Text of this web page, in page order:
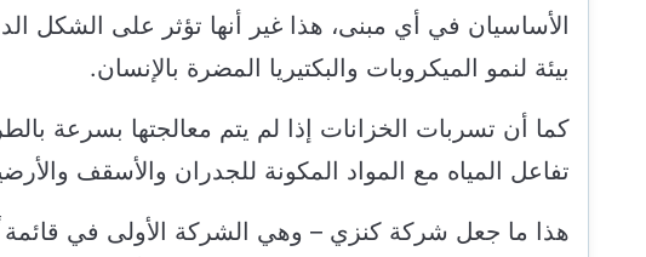
الأساسيان في أي مبنى، هذا غير أنها تؤثر على الشكل
بيئة لنمو الميكروبات والبكتيريا المضرة بالإنسان.
كما أن تسربات الخزانات إذا لم يتم معالجتها بسرعة
تفاعل المياه مع المواد المكونة للجدران والأسقف
هذا ما جعل شركة كنزي – وهي الشركة الأولى في